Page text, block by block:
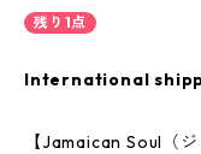
残り1点
International
【Jamaican Soul（